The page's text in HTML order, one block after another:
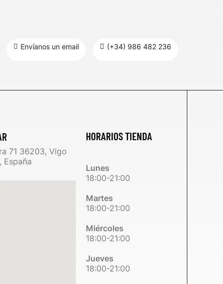
Envíanos un email (+34) 986 482 236
71 36203, Vigo
España
HORARIOS TIENDA
Lunes
18:00-21:00
Martes
18:00-21:00
Miércoles
18:00-21:00
Jueves
18:00-21:00